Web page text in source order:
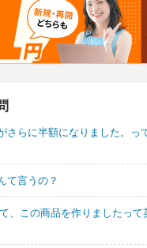
さらに半額になりました。っ
て言うの？
、この商品を作りましたって